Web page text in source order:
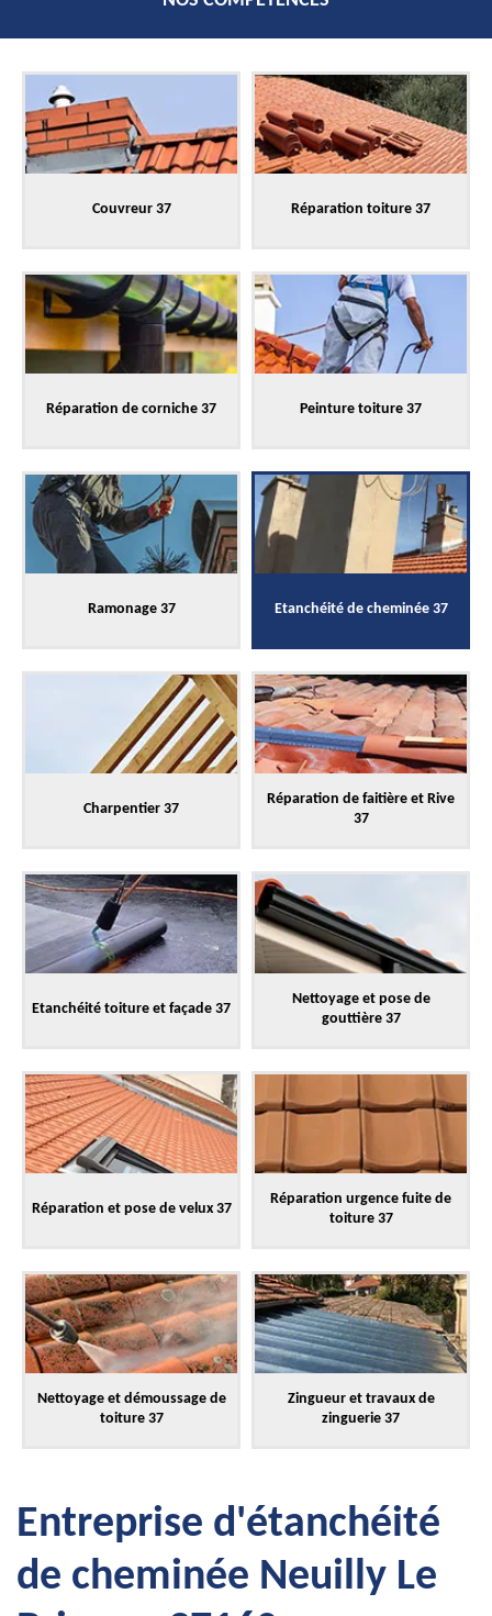
Couvreur 37 Réparation toiture 37
Réparation de corniche 37 Peinture toiture 37
Ramonage 37 Etanchéité de cheminée 37
Charpentier 37
Réparation de faitière et Rive
37
Etanchéité toiture et façade 37
Nettoyage et pose de
gouttière 37
Réparation et pose de velux 37
Réparation urgence fuite de
toiture 37
Nettoyage et démoussage de
toiture 37
Zingueur et travaux de
zinguerie 37
Entreprise d'étanchéité
de cheminée Neuilly Le